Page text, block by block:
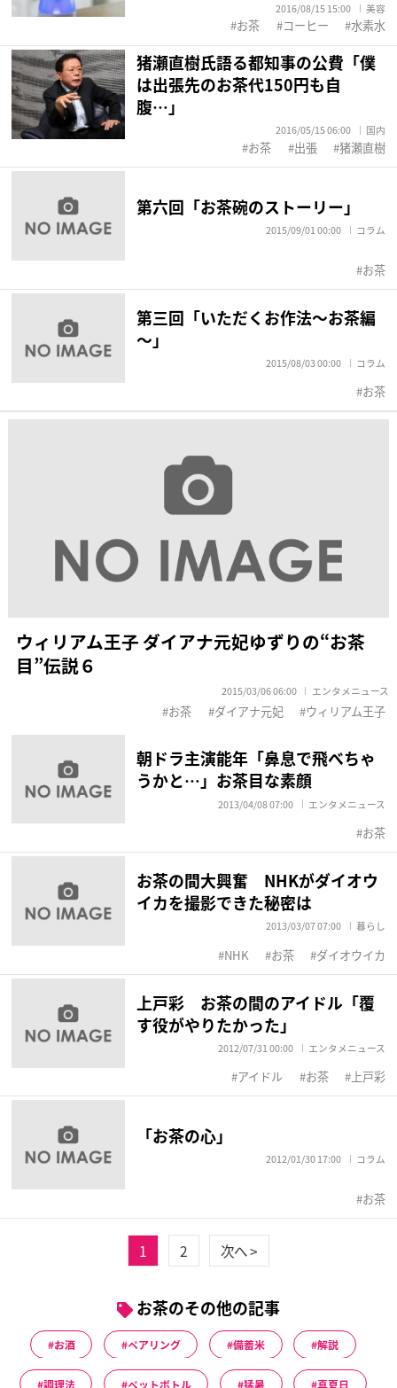
2016/08/15 15:00 美容
お茶 コーヒー 水素水
猪瀬直樹氏語る都知事の公費「僕
は出張先のお茶代150円も自
腹…」
2016/05/15 06:00 国内
お茶 出張 猪瀬直樹
第六回「お茶碗のストーリー」
2015/09/01 00:00 コラム
お茶
第三回「いただくお作法～お茶編
～」
2015/08/03 00:00 コラム
お茶
ウィリアム王子 ダイアナ元妃ゆずりの“お茶
目”伝説６
2015/03/06 06:00 エンタメニュース
お茶 ダイアナ元妃 ウィリアム王子
朝ドラ主演能年「鼻息で飛べちゃ
うかと…」お茶目な素顔
2013/04/08 07:00 エンタメニュース
お茶
お茶の間大興奮 NHKがダイオウ
イカを撮影できた秘密は
2013/03/07 07:00 暮らし
NHK お茶 ダイオウイカ
上戸彩 お茶の間のアイドル「覆
す役がやりたかった」
2012/07/31 00:00 エンタメニュース
アイドル お茶 上戸彩
「お茶の心」
2012/01/30 17:00 コラム
お茶
1 2 次へ >
お茶のその他の記事
お酒 ペアリング 備蓄米 解説
調理法 ペットボトル 猛暑 真夏日